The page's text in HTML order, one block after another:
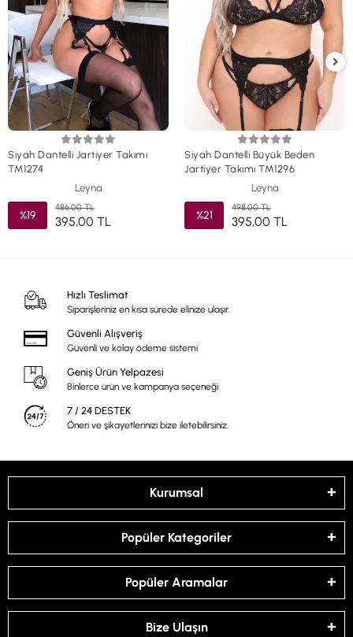
Siyah Dantelli Jartiyer Takımı
TM1274
Leyna
%19
486,00 TL
395,00 TL
Siyah Dantelli Büyük Beden
Jartiyer Takımı TM1296
Leyna
%21
498,00 TL
395,00 TL
Hızlı Teslimat
Siparişleriniz en kısa sürede elinize ulaşır.
Güvenli Alışveriş
Güvenli ve kolay ödeme sistemi
Geniş Ürün Yelpazesi
Binlerce ürün ve kampanya seçeneği
7 / 24 DESTEK
Öneri ve şikayetlerinizi bize iletebilirsiniz.
Kurumsal
Popüler Kategoriler
Popüler Aramalar
Bize Ulaşın